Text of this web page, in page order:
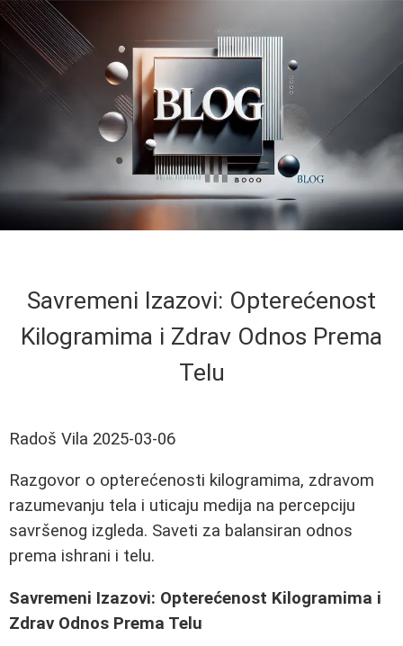
Savremeni Izazovi: Opterećenost
Kilogramima i Zdrav Odnos Prema
Telu
Radoš Vila 2025-03-06
Razgovor o opterećenosti kilogramima, zdravom
razumevanju tela i uticaju medija na percepciju
savršenog izgleda. Saveti za balansiran odnos
prema ishrani i telu.
Savremeni Izazovi: Opterećenost Kilogramima i
Zdrav Odnos Prema Telu